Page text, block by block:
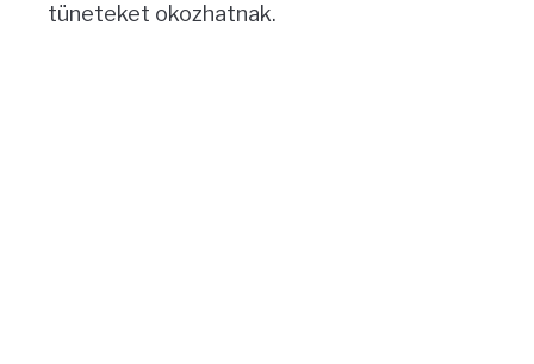
tüneteket okozhatnak.